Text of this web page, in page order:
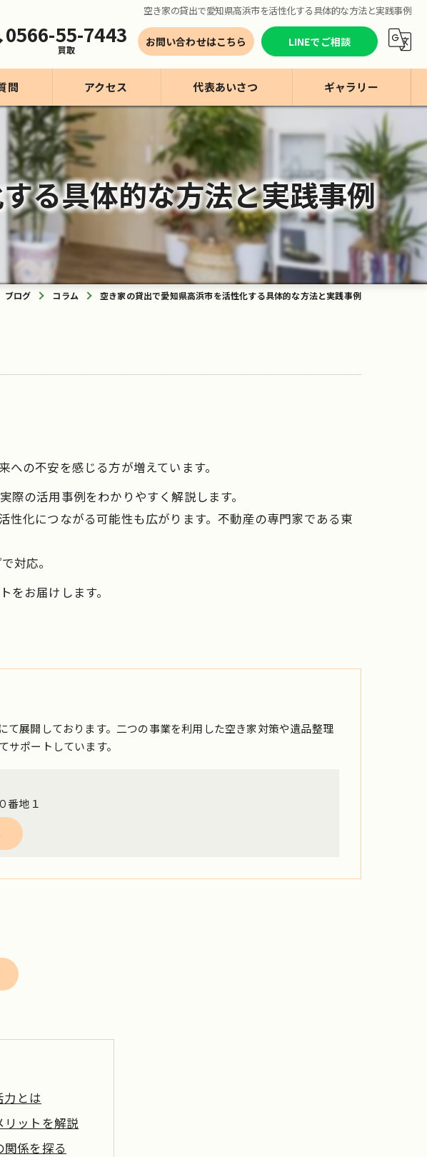
空き家の貸出で愛知県高浜市を活性化する具体的な方法と実践事例
0566-55-7443
買取
お問い合わせはこちら LINEでご相談
問 アクセス 代表あいさつ ギャラリー
る具体的な方法と実践事例
ブログ コラム 空き家の貸出で愛知県高浜市を活性化する具体的な方法と実践事例
の不安を感じる方が増えています。
の活用事例をわかりやすく解説します。
化につながる可能性も広がります。不動産の専門家である東
対応。
をお届けします。
展開しております。二つの事業を利用した空き家対策や遺品整理
ポートしています。
番地１
力とは
リットを解説
係を探る